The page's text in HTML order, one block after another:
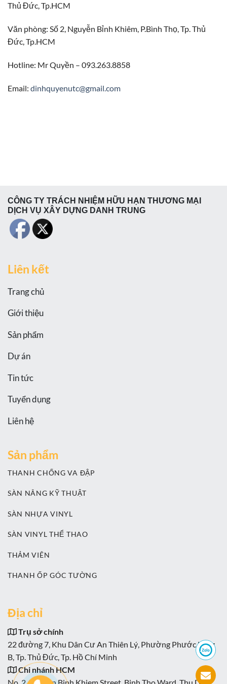
Thủ Đức, Tp.HCM
Văn phòng: Số 2, Nguyễn Bỉnh Khiêm, P.Bình Thọ, Tp. Thủ
Đức, Tp.HCM
Hotline: Mr Quyền – 093.263.8858
Email: dinhquyenutc@gmail.com
CÔNG TY TRÁCH NHIỆM HỮU HẠN THƯƠNG MẠI
DỊCH VỤ XÂY DỰNG DANH TRUNG
Liên kết
Trang chủ
Giới thiệu
Sản phẩm
Dự án
Tin tức
Tuyển dụng
Liên hệ
Sản phẩm
THANH CHỐNG VA ĐẬP
SÀN NÂNG KỸ THUẬT
SÀN NHỰA VINYL
SÀN VINYL THỂ THAO
THẢM VIÊN
THANH ỐP GÓC TƯỜNG
Địa chỉ
Trụ sở chính
22 đường 7, Khu Dân Cư An Thiên Lý, Phường Phước Long
B, Tp. Thủ Đức, Tp. Hồ Chí Minh
Chi nhánh HCM